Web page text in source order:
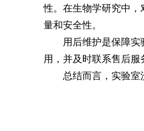
GMP-2000清洗机
性。在生物学研究中
量和安全性。
用后维护是保障实验
用，并及时联系售后服
总结而言，实验室洗